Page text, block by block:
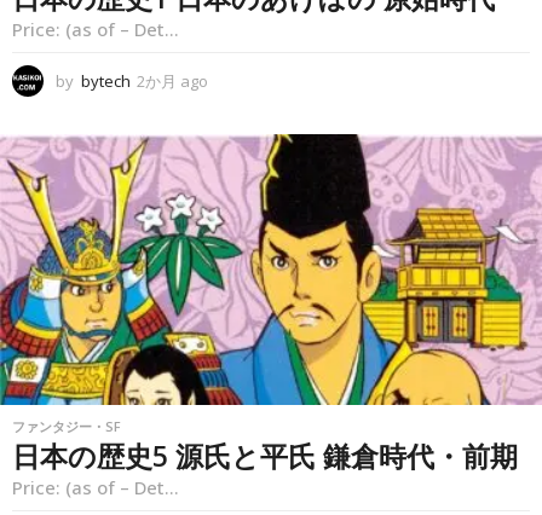
Price: (as of – Det...
by bytech 2か月 ago
a
g
o
ファンタジー・SF
日本の歴史5 源氏と平氏 鎌倉時代・前期
Price: (as of – Det...